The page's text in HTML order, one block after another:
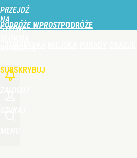
PRZEJDŹ
NA
STRONĘ
PODRÓŻE WPROST
SUBSKRYBUJ